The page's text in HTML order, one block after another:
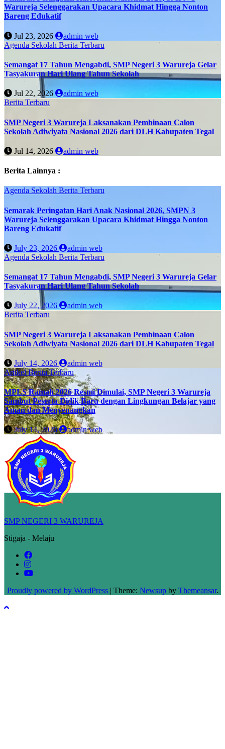
Warureja Selenggarakan Upacara Khidmat Hingga Nonton
Bareng Edukatif
Jul 23, 2026
admin web
Agenda Sekolah Berita Terbaru
Semangat 17 Tahun Mengabdi, SMP Negeri 3 Warureja Gelar
Tasyakuran Hari Ulang Tahun Sekolah
Jul 22, 2026
admin web
Berita Terbaru
SMP Negeri 3 Warureja Laksanakan Pembinaan Calon
Sekolah Adiwiyata Nasional 2026 dari DLH Kabupaten Tegal
Jul 14, 2026 admin web
Berita Lainnya :
Agenda Sekolah Berita Terbaru
Semarak Peringatan Hari Anak Nasional 2026, SMPN 3
Warureja Selenggarakan Upacara Khidmat Hingga Nonton
Bareng Edukatif
July 23, 2026
admin web
Agenda Sekolah Berita Terbaru
Semangat 17 Tahun Mengabdi, SMP Negeri 3 Warureja Gelar
Tasyakuran Hari Ulang Tahun Sekolah
July 22, 2026
admin web
Berita Terbaru
SMP Negeri 3 Warureja Laksanakan Pembinaan Calon
Sekolah Adiwiyata Nasional 2026 dari DLH Kabupaten Tegal
July 14, 2026
admin web
ArtikelBerita Terbaru
MPLS Ramah 2026 Resmi Dimulai, SMP Negeri 3 Warureja
Sambut Peserta Didik Baru dengan Lingkungan Belajar yang
Aman dan Menyenangkan
July 14, 2026 admin web
SMP NEGERI 3 WARUREJA
Stigaja - Melaju
Proudly powered by WordPress Theme: Newsupby Themeansar.